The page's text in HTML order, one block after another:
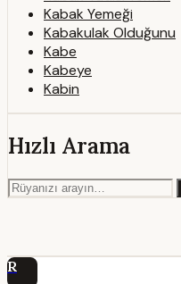
Kabak Yemeği
Kabakulak Olduğunu
Kabe
Kabeye
Kabin
Hızlı Arama
R